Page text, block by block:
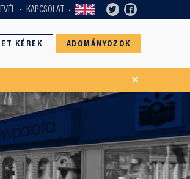
KAPCSOLAT
KÉREK ADOMÁNYOZOK
×